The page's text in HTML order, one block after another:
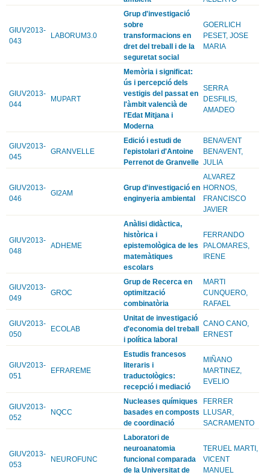
GIUV2013-
043
LABORUM3.0
Grup d'investigació
sobre
transformacions en
dret del treball i de la
seguretat social
GOERLICH
PESET, JOSE
MARIA
GIUV2013-
044
MUPART
Memòria i significat:
ús i percepció dels
vestigis del passat en
l'àmbit valencià de
l'Edat Mitjana i
Moderna
SERRA
DESFILIS,
AMADEO
GIUV2013-
045
GRANVELLE
Edició i estudi de
l'epistolari d'Antoine
Perrenot de Granvelle
BENAVENT
BENAVENT,
JULIA
GIUV2013-
046
GI2AM
Grup d'investigació en
enginyeria ambiental
ALVAREZ
HORNOS,
FRANCISCO
JAVIER
GIUV2013-
048
ADHEME
Anàlisi didàctica,
històrica i
epistemològica de les
matemàtiques
escolars
FERRANDO
PALOMARES,
IRENE
GIUV2013-
049
GROC
Grup de Recerca en
optimització
combinatòria
MARTI
CUNQUERO,
RAFAEL
GIUV2013-
050
ECOLAB
Unitat de investigació
d'economia del treball
i política laboral
CANO CANO,
ERNEST
GIUV2013-
051
EFRAREME
Estudis francesos
literaris i
traductològics:
recepció i mediació
MIÑANO
MARTINEZ,
EVELIO
GIUV2013-
052
NQCC
Nucleases químiques
basades en composts
de coordinació
FERRER
LLUSAR,
SACRAMENTO
GIUV2013-
053
NEUROFUNC
Laboratori de
neuroanatomia
funcional comparada
de la Universitat de
TERUEL MARTI,
VICENT
MANUEL